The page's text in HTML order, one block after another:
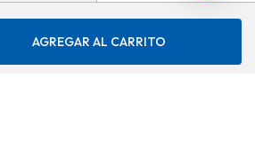
AGREGAR AL CARRITO